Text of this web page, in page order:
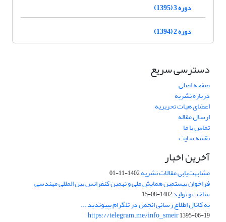
دوره 3 (1395)
دوره 2 (1394)
دسترسی سریع
صفحه اصلی
درباره نشریه
اعضای هیات تحریریه
ارسال مقاله
تماس با ما
نقشه سایت
آخرین اخبار
مشابهت‌یابی مقالات نشریه1402-11-01
فراخوان بیستمین همایش ملی و نهمین کنفرانس بین المللی مهندسی
ساخت و تولید1402-08-15
به کانال اطلاع رسانی انجمن در تلگرام بپیوندید ...
https://telegram.me/info_smeir1395-06-19